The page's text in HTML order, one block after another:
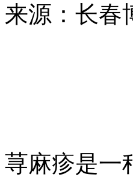
来源：长春
荨麻疹是一